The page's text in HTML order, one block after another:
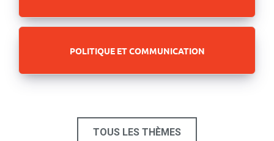
POLITIQUE ET COMMUNICATION
TOUS LES THÈMES